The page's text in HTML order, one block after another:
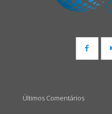
Últimos Comentários